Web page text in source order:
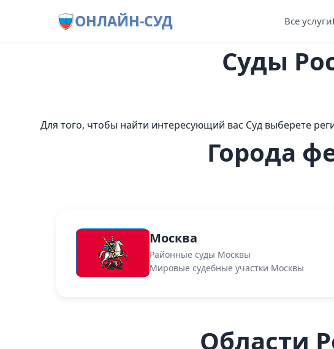
ОНЛАЙН-СУД Все услуги
Суды
Для того, чтобы найти интересующий вас Суд выберете
Города
Москва
Районные суды Москвы
Мировые судебные участки Москвы
Области